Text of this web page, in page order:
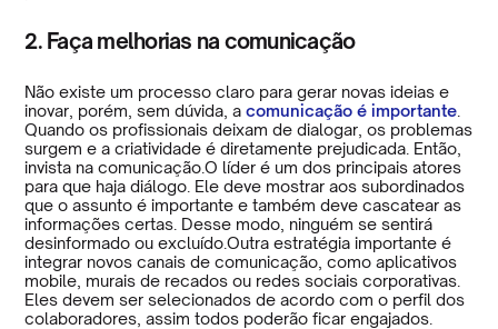
2. Faça melhorias na comunicação
Não existe um processo claro para gerar novas ideias e
inovar, porém, sem dúvida, acomunicação é importante
Quando os profissionais deixam de dialogar, os problemas
surgem e a criatividade é diretamente prejudicada. Então,
invista na comunicação.O líder é um dos principais atores
para que haja diálogo. Ele deve mostrar aos subordinados
que o assunto é importante e também deve cascatear as
informações certas. Desse modo, ninguém se sentirá
desinformado ou excluído.Outra estratégia importante é
integrar novos canais de comunicação, como aplicativos
mobile, murais de recados ou redes sociais corporativas.
Eles devem ser selecionados de acordo com o perfil dos
colaboradores, assim todos poderão ficar engajados.